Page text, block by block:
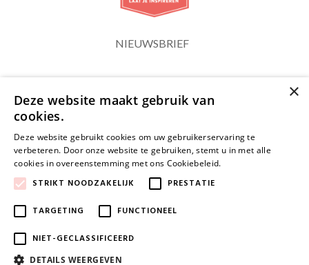
NIEUWSBRIEF
×
Deze website maakt gebruik van
cookies.
Deze website gebruikt cookies om uw gebruikerservaring te
verbeteren. Door onze website te gebruiken, stemt u in met alle
cookies in overeenstemming met ons Cookiebeleid.
STRIKT NOODZAKELIJK
PRESTATIE
TARGETING
FUNCTIONEEL
NIET-GECLASSIFICEERD
DETAILS WEERGEVEN